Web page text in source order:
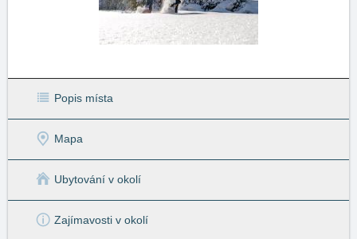
Popis místa
Mapa
Ubytování v okolí
Zajímavosti v okolí